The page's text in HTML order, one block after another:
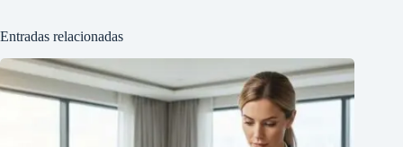
Entradas relacionadas